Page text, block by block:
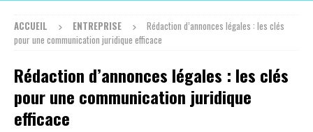
ACCUEIL ENTREPRISE
Rédaction d’annonces légales : les clés
pour une communication juridique efficace
Rédaction d’annonces légales : les clés
pour une communication juridique
efficace